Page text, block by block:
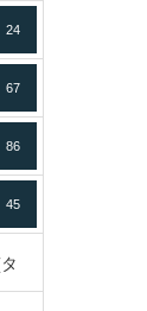
24
67
86
45